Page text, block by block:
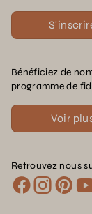
Bénéficiez de
programme de
Voir
Retrouvez nous